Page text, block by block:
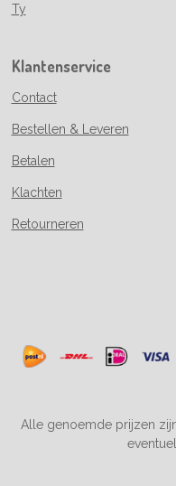
Ty
Klantenservice
Contact
Bestellen & Leveren
Betalen
Klachten
Retourneren
Alle genoemde prijzen